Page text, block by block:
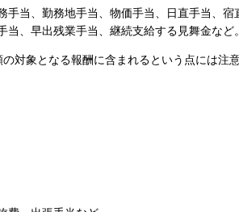
当、勤務地手当、物価手当、日直手当、宿
、早出残業手当、継続支給する見舞金など。
対象となる報酬に含まれるという点には注
お客様が当サイトを訪れると、ブラウザに
ラウザに保存された情報が取得されること
先は Cookie であり、対象となるのはサイト